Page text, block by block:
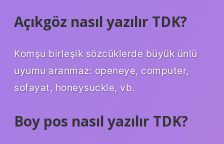
Açıkgöz nasıl yazılır TDK?
Komşu birleşik sözcüklerde büyük ünlü
uyumu aranmaz: openeye, computer,
sofayat, honeysuckle, vb.
Boy pos nasıl yazılır TDK?